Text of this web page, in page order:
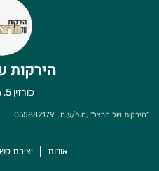
הירקות
כורזין 5, גבעתיים
"הירקות של הרצל" ,ח.פ/ע.מ. 055882179
אודות יצירת